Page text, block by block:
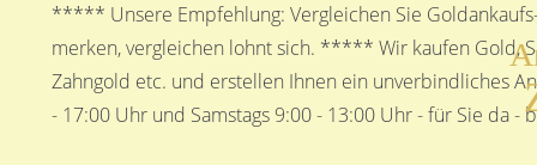
***** Unsere Empfehlung: Vergleichen Sie
merken, vergleichen lohnt sich. ***** Wir kaufen Gold,
Zahngold etc. und erstellen Ihnen ein unverbindliches
- 17:00 Uhr und Samstags 9:00 - 13:00 Uhr - für Sie